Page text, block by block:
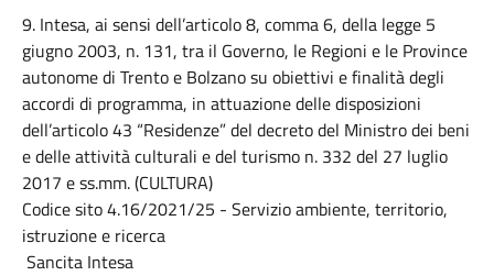
9. Intesa, ai sensi dell’articolo 8, comma 6, della legge 5
giugno 2003, n. 131, tra il Governo, le Regioni e le Province
autonome di Trento e Bolzano su obiettivi e finalità degli
accordi di programma, in attuazione delle disposizioni
dell’articolo 43 “Residenze” del decreto del Ministro dei beni
e delle attività culturali e del turismo n. 332 del 27 luglio
2017 e ss.mm. (CULTURA)
Codice sito 4.16/2021/25 - Servizio ambiente, territorio,
istruzione e ricerca
Sancita Intesa